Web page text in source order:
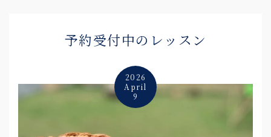
予約受付中のレッスン
2026
April
9